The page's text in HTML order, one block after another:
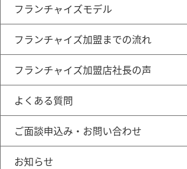
フランチャイズモデル
フランチャイズ加盟までの流れ
フランチャイズ加盟店社長の声
よくある質問
ご面談申込み・お問い合わせ
お知らせ